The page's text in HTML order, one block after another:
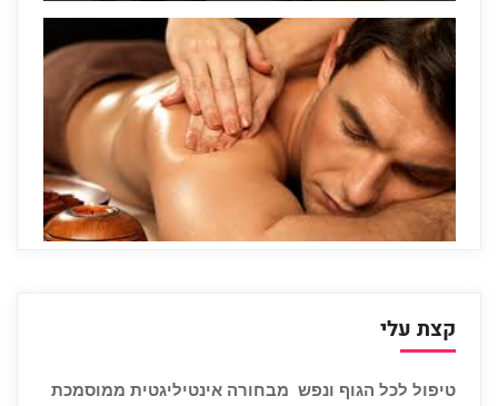
קצת עלי
טיפול לכל הגוף ונפש מבחורה אינטיליגטית ממוסמכת